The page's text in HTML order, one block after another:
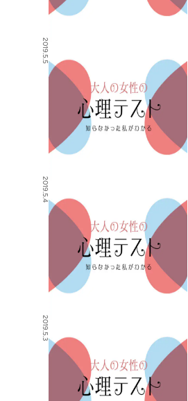
2019.5.5
2019.5.4
2019.5.3